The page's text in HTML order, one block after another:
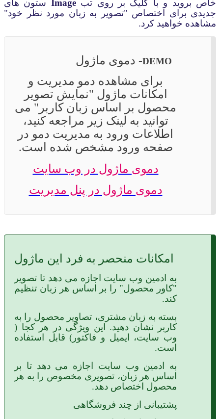
خاص بروید و با کلیک بر روی تب Image ستون های
جدیدی برای اختصاص "تصویر به زبان مورد نظر خود"
مشاهده خواهید کرد.
DEMO
- دموی ماژول
برای مشاهده دمو مدیریت و
امکانات ماژول "نمایش تصویر
محصول بر اساس زبان کاربر " می
توانید به لینک زیر مراجعه کنید،
اطلاعات ورود به مدیریت دمو در
صفحه ورود مشخص شده است.
دموی ماژول در وب سایت
دموی ماژول در پنل مدیریت
امکانات منحصر به فرد این ماژول
به ادمین وب سایت اجازه می دهد تا تصویر
"کاور محصول" را بر اساس هر زبان تنظیم
کند.
بسته به زبان مشتری، تصاویر محصول را به
کاربر نشان دهید. این ویژگی در هر کجا (
وب سایت، ایمیل و فاکتور) قابل استفاده
است.
به ادمین وب سایت اجازه می دهد تا بر
اساس هر زبان، تصویری مخصوص را به هر
محصول اختصاص دهد.
پشتیبانی از چند فروشگاهی